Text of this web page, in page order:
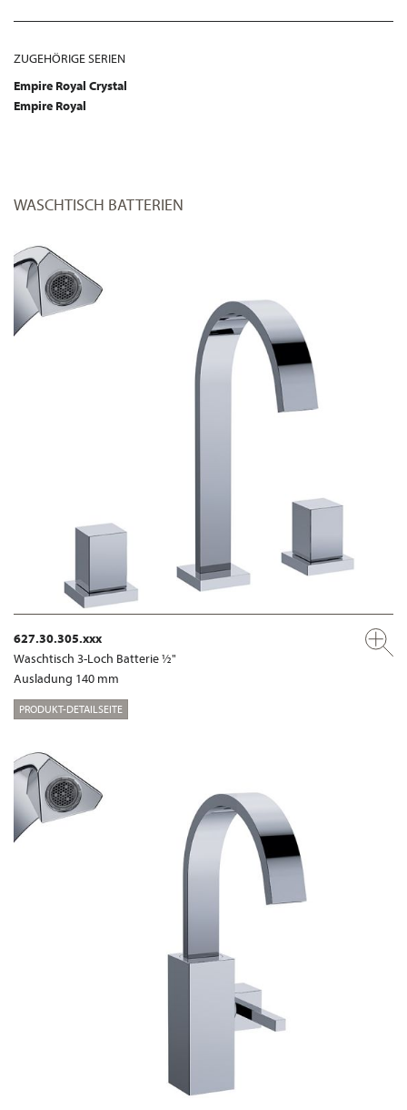
ZUGEHÖRIGE SERIEN
Empire Royal Crystal
Empire Royal
WASCHTISCH BATTERIEN
627.30.305.xxx
Waschtisch 3-Loch Batterie ½"
Ausladung 140 mm
PRODUKT-DETAILSEITE